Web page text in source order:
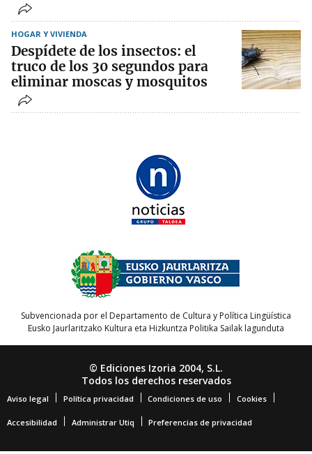
HOGAR Y VIVIENDA
Despídete de los insectos: el
truco de los 30 segundos para
eliminar moscas y mosquitos
Subvencionada por el Departamento de Cultura y Política Lingüística
Eusko Jaurlaritzako Kultura eta Hizkuntza Politika Sailak lagunduta
© Ediciones Izoria 2004, S.L.
Todos los derechos reservados
Aviso legal Política privacidad Condiciones de uso Cookies
Accesibilidad Administrar Utiq Preferencias de privacidad